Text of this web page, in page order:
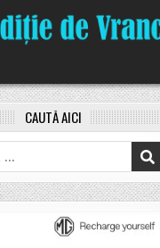
CAUTĂ AICI